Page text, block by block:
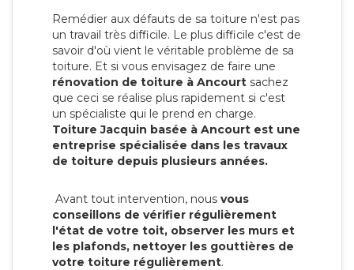
Remédier aux défauts de sa toiture n'est pas
un travail très difficile. Le plus difficile c'est de
savoir d'où vient le véritable problème de sa
toiture. Et si vous envisagez de faire une
rénovation de toiture à Ancourt sachez
que ceci se réalise plus rapidement si c'est
un spécialiste qui le prend en charge.
Toiture Jacquin basée à Ancourt est une
entreprise spécialisée dans les travaux
de toiture depuis plusieurs années.
Avant tout intervention, nous vous
conseillons de vérifier régulièrement
l'état de votre toit, observer les murs et
les plafonds, nettoyer les gouttières de
votre toiture régulièrement.